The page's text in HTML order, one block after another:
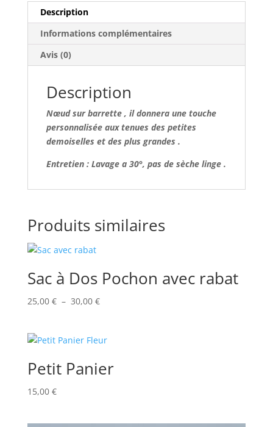
Description
Informations complémentaires
Avis (0)
Description
Nœud sur barrette , il donnera une touche
personnalisée aux tenues des petites
demoiselles et des plus grandes .
Entretien : Lavage a 30°, pas de sèche linge .
Produits similaires
Sac à Dos Pochon avec rabat
25,00 € – 30,00 €Plage
25,00 €
30,00 €
Petit Panier
15,00 €